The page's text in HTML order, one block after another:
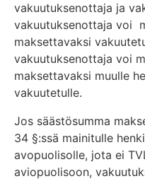
vakuutuksenottaja ja
vakuutuksenottaja voi
maksettavaksi
vakuutuksenottaja voi
maksettavaksi muulle
vakuutetulle.
Jos säästösumma
34 §:ssä mainitulle
avopuolisolle, jota ei
aviopuolisoon,